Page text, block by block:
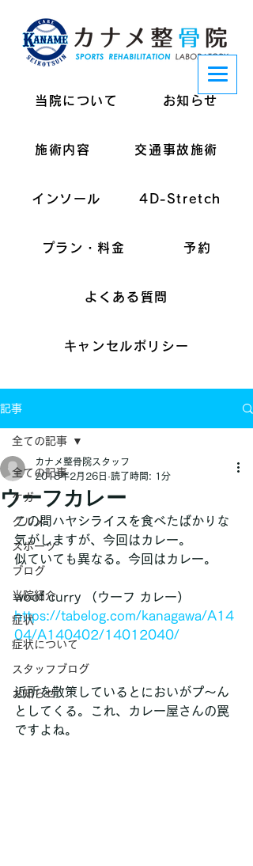
当院について お知らせ
施術内容 交通事故施術
インソール 4D-Stretch
プラン・料金 予約
よくある質問
キャンセルポリシー
記事
全ての記事
ケガ
グルメ
スポーツ
ブログ
当院紹介
症状
症状について
スタッフブログ
お知らせ
全ての記事
ウーフカレー
カナメ整骨院スタッフ
2018年2月26日 読了時間: 1分
この間ハヤシライスを食べたばかりな
気がしますが、今回はカレー。
似ていても異なる。今回はカレー。
woof curry （ウーフ カレー）
https://tabelog.com/kanagawa/A14
04/A140402/14012040/
近所を散策しているとにおいがプ～ん
としてくる。これ、カレー屋さんの罠
ですよね。